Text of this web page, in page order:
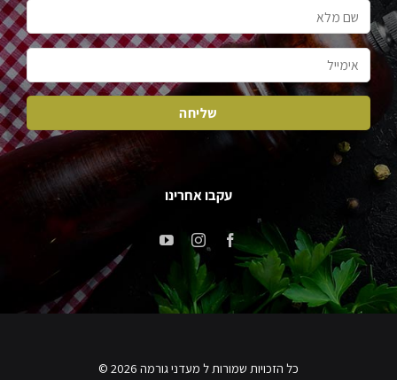
עקבו אחרינו
כל הזכויות שמורות ל מעדני גורמה 2026 ©